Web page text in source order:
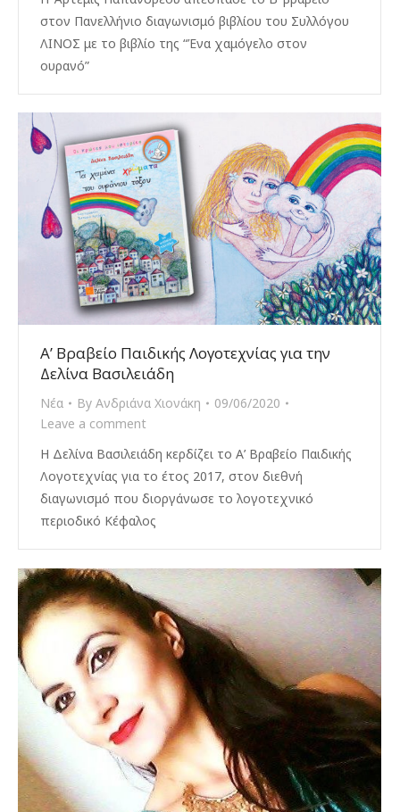
στον Πανελλήνιο διαγωνισμό βιβλίου του Συλλόγου
ΛΙΝΟΣ με το βιβλίο της “Ένα χαμόγελο στον
ουρανό”
A’ Βραβείο Παιδικής Λογοτεχνίας για την
Δελίνα Βασιλειάδη
Νέα By Ανδριάνα Χιονάκη
09/06/2020
Leave a comment
Η Δελίνα Βασιλειάδη κερδίζει το Α’ Βραβείο Παιδικής
Λογοτεχνίας για το έτος 2017, στον διεθνή
διαγωνισμό που διοργάνωσε το λογοτεχνικό
περιοδικό Κέφαλος